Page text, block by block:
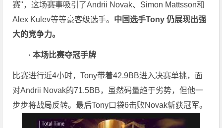
赛"，这场赛事吸引了Andrii Novak、Simon Mattsson和
Alex Kulev等等豪客级选手。 中国选手Tony 仍展现出强
大的竞争力。
· 本场比赛夺冠手牌
比赛进行近4小时，Tony带着42.9BB进入决赛单挑，面
对Andrii Novak的71.5BB，虽然码量趋于劣势，但他一
步步将战局反转。最后Tony口袋6击败Novak斩获冠军。